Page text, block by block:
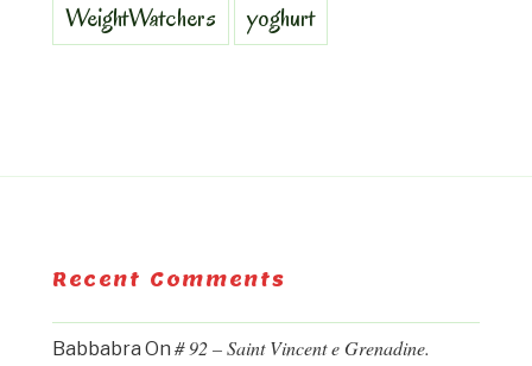
WeightWatchers
yoghurt
Recent Comments
Babbabra On # 92 – Saint Vincent e Grenadine.